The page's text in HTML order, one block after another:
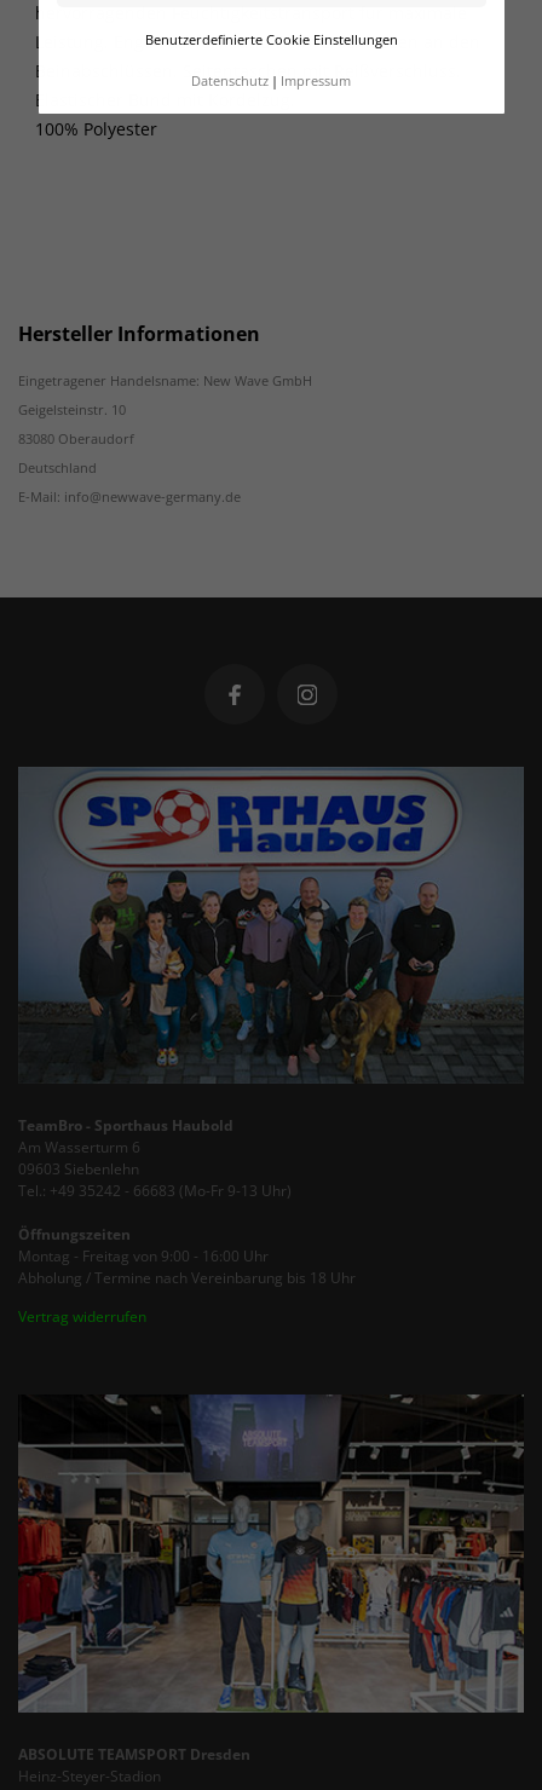
Benutzerdefinierte Cookie Einstellungen
Datenschutz Impressum
hervorragenden Feuchtigkeitstransport für maximale
Leistung. Enge Passform und Reißverschlüssen an den
Beinabschlüssen. Seitentaschen mit Reißverschluss.
Elastischer Bund mit Kordelzug.
100% Polyester
Hersteller Informationen
Eingetragener Handelsname: New Wave GmbH
Geigelsteinstr. 10
83080 Oberaudorf
Deutschland
E-Mail: info@newwave-germany.de
TeamBro - Sporthaus Haubold
Am Wasserturm 6
09603 Siebenlehn
Tel.: +49 35242 - 66683 (Mo-Fr 9-13 Uhr)
Öffnungszeiten
Montag - Freitag von 9:00 - 16:00 Uhr
Abholung / Termine nach Vereinbarung bis 18 Uhr
Vertrag widerrufen
ABSOLUTE TEAMSPORT Dresden
Heinz-Steyer-Stadion